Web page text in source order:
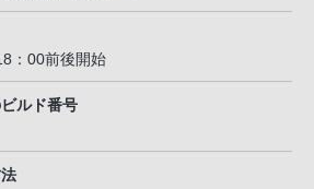
：00前後開始
ルド番号